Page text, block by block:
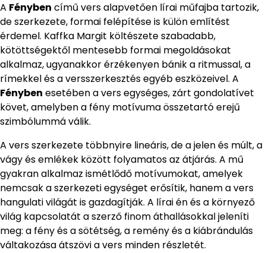
A Fényben című vers alapvetően lírai műfajba tartozik,
de szerkezete, formai felépítése is külön említést
érdemel. Kaffka Margit költészete szabadabb,
kötöttségektől mentesebb formai megoldásokat
alkalmaz, ugyanakkor érzékenyen bánik a ritmussal, a
rímekkel és a versszerkesztés egyéb eszközeivel. A
Fényben esetében a vers egységes, zárt gondolatívet
követ, amelyben a fény motívuma összetartó erejű
szimbólummá válik.
A vers szerkezete többnyire lineáris, de a jelen és múlt, a
vágy és emlékek között folyamatos az átjárás. A mű
gyakran alkalmaz ismétlődő motívumokat, amelyek
nemcsak a szerkezeti egységet erősítik, hanem a vers
hangulati világát is gazdagítják. A lírai én és a környező
világ kapcsolatát a szerző finom áthallásokkal jeleníti
meg: a fény és a sötétség, a remény és a kiábrándulás
váltakozása átszövi a vers minden részletét.